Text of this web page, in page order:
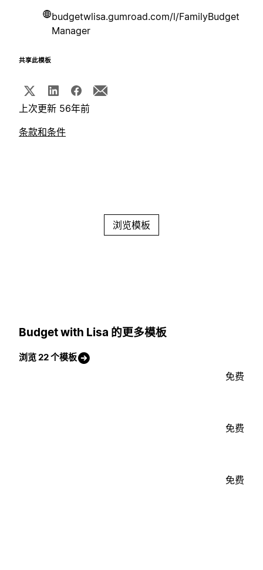
budgetwlisa.gumroad.com/l/FamilyBudget
Manager
共享此模板
上次更新 56年前
条款和条件
浏览模板
Budget with Lisa 的更多模板
浏览 22 个模板
免费
免费
免费